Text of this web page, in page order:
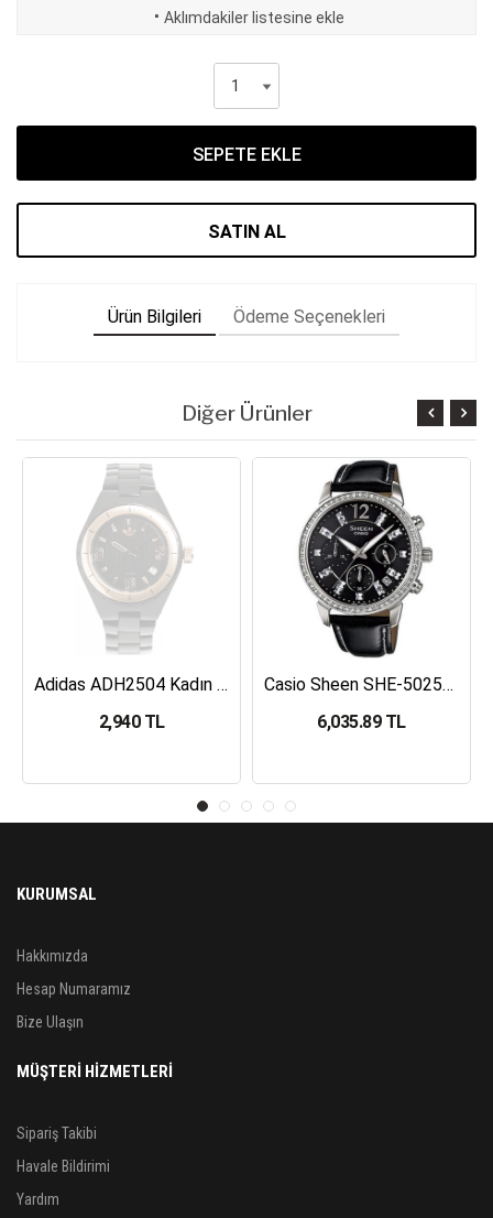
· Aklımdakiler listesine ekle
SEPETE EKLE
SATIN AL
Ürün Bilgileri Ödeme Seçenekleri
Diğer Ürünler
Adidas ADH2504 Kadın Kol Saati
2,940 TL
Casio Sheen SHE-5025BL-1ADR Kadın Kol Saati
6,035.89 TL
KURUMSAL
Hakkımızda
Hesap Numaramız
Bize Ulaşın
MÜŞTERİ HİZMETLERİ
Sipariş Takibi
Havale Bildirimi
Yardım